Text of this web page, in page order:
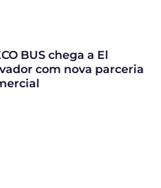
BUS chega a El
com nova parceria